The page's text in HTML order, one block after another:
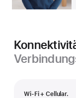
Wi‑Fi + Cellular.